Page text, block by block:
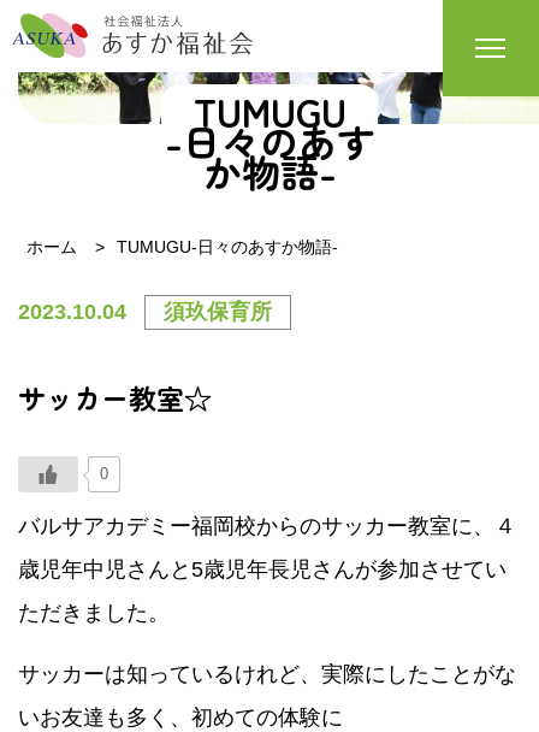
TUMUGU
-日々のあす
か物語-
ホーム TUMUGU-日々のあすか物語-
2023.10.04 須玖保育所
サッカー教室☆
0
バルサアカデミー福岡校からのサッカー教室に、４
歳児年中児さんと5歳児年長児さんが参加させてい
ただきました。
サッカーは知っているけれど、実際にしたことがな
いお友達も多く、初めての体験に